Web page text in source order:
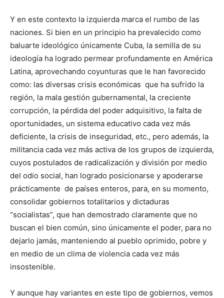
Y en este contexto la izquierda marca el rumbo de las
naciones. Si bien en un principio ha prevalecido como
baluarte ideológico únicamente Cuba, la semilla de su
ideología ha logrado permear profundamente en América
Latina, aprovechando coyunturas que le han favorecido
como: las diversas crisis económicas que ha sufrido la
región, la mala gestión gubernamental, la creciente
corrupción, la pérdida del poder adquisitivo, la falta de
oportunidades, un sistema educativo cada vez más
deficiente, la crisis de inseguridad, etc., pero además, la
militancia cada vez más activa de los grupos de izquierda,
cuyos postulados de radicalización y división por medio
del odio social, han logrado posicionarse y apoderarse
prácticamente de países enteros, para, en su momento,
consolidar gobiernos totalitarios y dictaduras
“socialistas”, que han demostrado claramente que no
buscan el bien común, sino únicamente el poder, para no
dejarlo jamás, manteniendo al pueblo oprimido, pobre y
en medio de un clima de violencia cada vez más
insostenible.
Y aunque hay variantes en este tipo de gobiernos, vemos